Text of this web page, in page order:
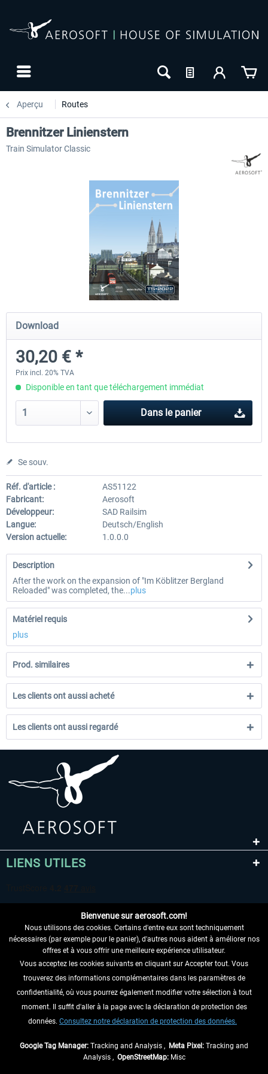
Aperçu Routes
Koeblitzer Mountain Route 3 reloaded
30,20 € *
VirtualTracks - Ringbahn
Brennitzer Linienstern
Train Simulator Classic
Download
30,20 € *
Prix incl. 20% TVA
Disponible en tant que téléchargement immédiat
Dans le panier
Se souv.
Réf. d'article :
AS51122
Fabricant:
Aerosoft
Développeur:
SAD Railsim
Langue:
Deutsch/English
Version actuelle:
1.0.0.0
Description
After the work on the expansion of "Im Köblitzer Bergland
Reloaded" was completed, the...plus
Matériel requis
plus
Prod. similaires
Les clients ont aussi acheté
Les clients ont aussi regardé
LIENS UTILES
RENONCER AU CONTRAT ICI
INFORMATIONS
NE MANQUEZ PAS LES DERNIÈRES
Bienvenue sur aerosoft.com!
Nous utilisons des cookies. Certains d'entre eux sont techniquement
nécessaires (par exemple pour le panier), d'autres nous aident à améliorer nos
offres et à vous offrir une meilleure expérience utilisateur.
Vous acceptez les cookies suivants en cliquant sur Accepter tout. Vous
trouverez des informations complémentaires dans les paramètres de
confidentialité, où vous pourrez également modifier votre sélection à tout
moment. Il suffit d'aller à la page avec la déclaration de protection des
données. Consultez notre déclaration de protection des données.
Google Tag Manager: Tracking and Analysis , Meta Pixel: Tracking and
Analysis , OpenStreetMap:Misc